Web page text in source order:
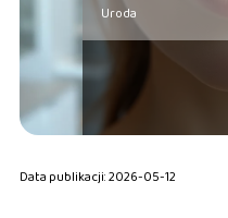
Uroda
Data publikacji: 2026-05-12